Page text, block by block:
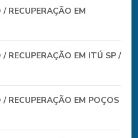
RECUPERAÇÃO EM
RECUPERAÇÃO EM ITÚ SP /
RECUPERAÇÃO EM POÇOS